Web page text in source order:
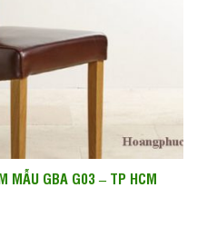
MẪU GBA G03 – TP HCM